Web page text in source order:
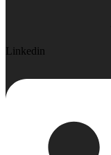
Linkedin